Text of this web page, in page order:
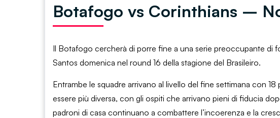
Botafogo vs Corinthians –
Il Botafogo cercherà di porre fine a una serie preoccupante di
Santos domenica nel round 16 della stagione del Brasileiro.
Entrambe le squadre arrivano al livello del fine settimana con
essere più diversa, con gli ospiti che arrivano pieni di fiducia
padroni di casa continuano a combattere l’incoerenza e la